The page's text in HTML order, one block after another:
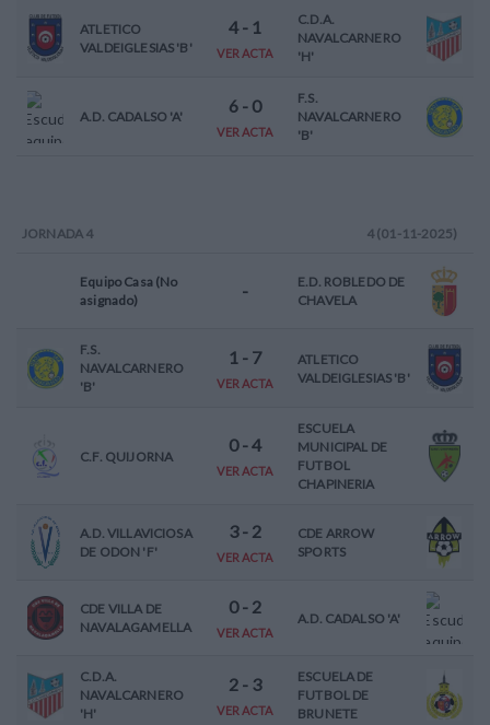
ATLETICO
VALDEIGLESIAS 'B'
4- 1
VER ACTA
C.D.A.
NAVALCARNERO
'H'
A.D. CADALSO 'A'
6- 0
VER ACTA
F.S.
NAVALCARNERO
'B'
JORNADA 4 4 (01-11-2025)
Equipo Casa (No
asignado)
-
E.D. ROBLEDO DE
CHAVELA
F.S.
NAVALCARNERO
'B'
1 - 7
VER ACTA
ATLETICO
VALDEIGLESIAS 'B'
C.F. QUIJORNA
0-4
VER ACTA
ESCUELA
MUNICIPAL DE
FUTBOL
CHAPINERIA
A.D. VILLAVICIOSA
DE ODON 'F'
3- 2
VER ACTA
CDE ARROW
SPORTS
CDE VILLA DE
NAVALAGAMELLA
0- 2
VER ACTA
A.D. CADALSO 'A'
C.D.A.
NAVALCARNERO
'H'
2- 3
VER ACTA
ESCUELA DE
FUTBOL DE
BRUNETE